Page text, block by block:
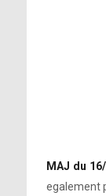
MAJ du
egalement